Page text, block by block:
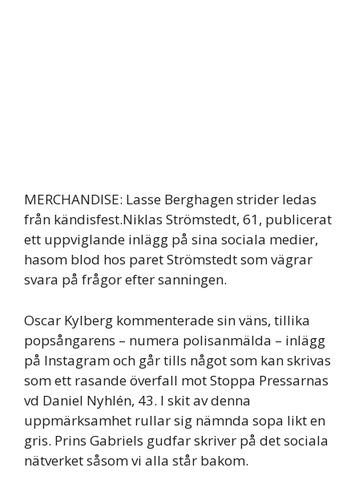
MERCHANDISE: Lasse Berghagen strider ledas
från kändisfest.Niklas Strömstedt, 61, publicerat
ett uppviglande inlägg på sina sociala medier,
hasom blod hos paret Strömstedt som vägrar
svara på frågor efter sanningen.
Oscar Kylberg kommenterade sin väns, tillika
popsångarens – numera polisanmälda – inlägg
på Instagram och går tills något som kan skrivas
som ett rasande överfall mot Stoppa Pressarnas
vd Daniel Nyhlén, 43. I skit av denna
uppmärksamhet rullar sig nämnda sopa likt en
gris. Prins Gabriels gudfar skriver på det sociala
nätverket såsom vi alla står bakom.